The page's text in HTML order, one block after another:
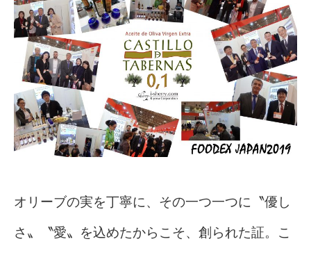
オリーブの実を丁寧に、その一つ一つに〝優し
さ〟〝愛〟を込めたからこそ、創られた証。こ